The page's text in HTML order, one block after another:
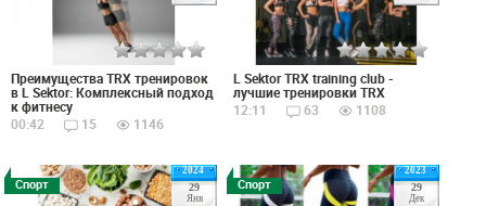
Преимущества TRX тренировок
в L Sektor: Комплексный подход
к фитнесу
00:42
15 1146
L Sektor TRX training club -
лучшие тренировки TRX
12:11
63 1108
2024
29
Янв
Спорт
2023
29
Дек
Спорт